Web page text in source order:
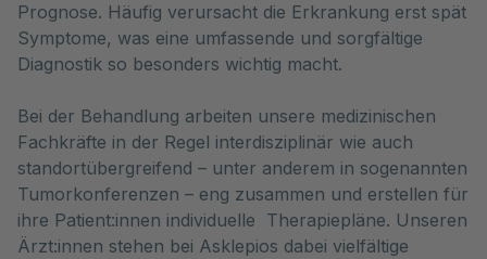
Prognose. Häufig verursacht die Erkrankung erst spät
Symptome, was eine umfassende und sorgfältige
Diagnostik so besonders wichtig macht.
Bei der Behandlung arbeiten unsere medizinischen
Fachkräfte in der Regel interdisziplinär wie auch
standortübergreifend – unter anderem in sogenannten
Tumorkonferenzen – eng zusammen und erstellen für
ihre Patient:innen individuelle Therapiepläne. Unseren
Ärzt:innen stehen bei Asklepios dabei vielfältige